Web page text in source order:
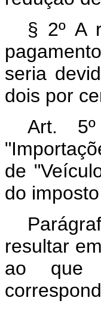
§ 2º A
seria
dois por
Art.
de
do
resultar
ao que